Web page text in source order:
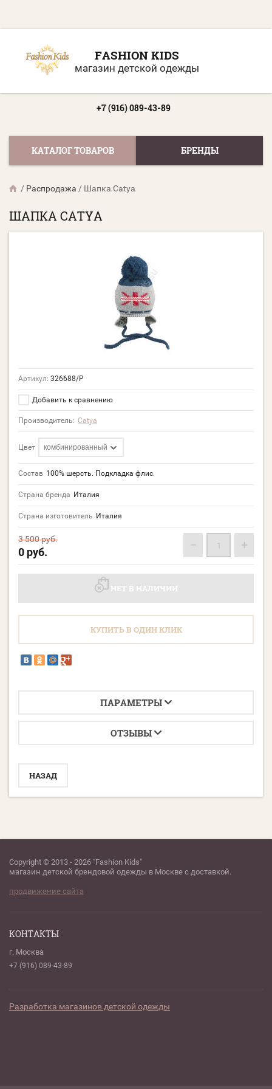
FASHION KIDS
магазин детской одежды
+7 (916) 089-43-89
КАТАЛОГ ТОВАРОВ БРЕНДЫ
/ Распродажа / Шапка Catya
ШАПКА CATYA
Артикул: 326688/Р
Добавить к сравнению
Производитель: Catya
Цвет комбинированный
Состав 100% шерсть. Подкладка флис.
Страна бренда Италия
Страна изготовитель Италия
3 500руб.
0 руб. − +
НЕТ В НАЛИЧИИ
КУПИТЬ В ОДИН КЛИК
ПАРАМЕТРЫ
ОТЗЫВЫ
НАЗАД
Copyright © 2013 - 2026 "Fashion Kids"
магазин детской брендовой одежды в Москве с доставкой.
продвижение сайта
КОНТАКТЫ
г. Москва
+7 (916) 089-43-89
Разработка магазинов детской одежды